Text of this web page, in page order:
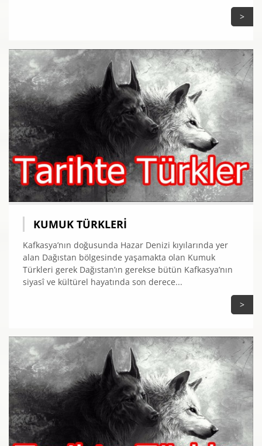
>
KUMUK TÜRKLERI
Kafkasya’nın doğusunda Hazar Denizi kıyılarında yer
alan Dağıstan bölgesinde yaşamakta olan Kumuk
Türkleri gerek Dağıstan’ın gerekse bütün Kafkasya’nın
siyasî ve kültürel hayatında son derece...
>